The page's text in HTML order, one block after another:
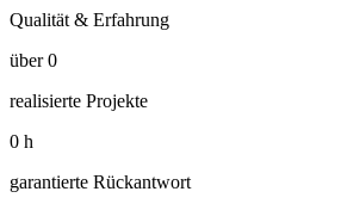
Qualität & Erfahrung
über 0
realisierte Projekte
0 h
garantierte Rückantwort